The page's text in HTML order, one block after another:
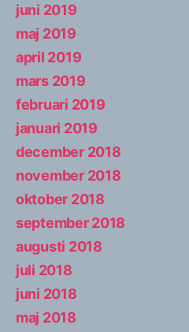
juni 2019
maj 2019
april 2019
mars 2019
februari 2019
januari 2019
december 2018
november 2018
oktober 2018
september 2018
augusti 2018
juli 2018
juni 2018
maj 2018